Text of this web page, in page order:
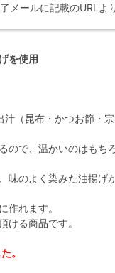
メールに記載のURLよ
を使用
（昆布・かつお節・
ので、温かいのはもち
味のよく染みた油揚げ
作れます。
ける商品です。
。